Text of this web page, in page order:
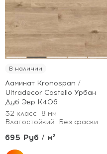
В наличии
Ламинат Kronospan /
Ultradecor Castello Урбан
Дуб Эвр K406
32 класс
8 мм
Влагостойкий
Без фаски
695 Руб / м²